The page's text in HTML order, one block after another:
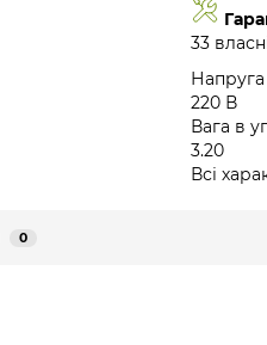
33
Напруга
220 В
Вага в
3.20
Всі
0